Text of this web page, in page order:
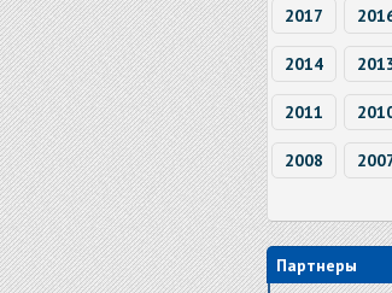
2017
2014
2011
2008
Партнеры